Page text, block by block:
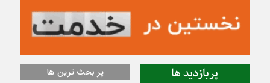
پربازدید ها پر بحث ترین ها